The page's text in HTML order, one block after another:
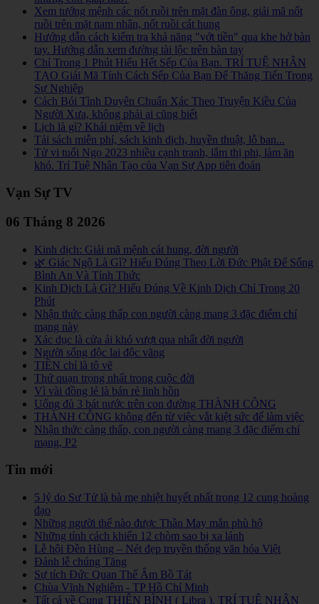
Xem tướng mệnh các nốt ruồi trên mặt đàn ông, giải mã nốt
ruồi trên mặt nam nhân, nốt ruồi cát hung
Hướng dẫn cách kiểm tra khả năng "vớt tiền" qua khe hở bàn
tay. Hướng dẫn xem đường tài lộc trên bàn tay
Chỉ Trong 1 Phút Hiểu Hết Sếp Của Bạn. TRÍ TUỆ NHÂN
TẠO Giải Mã Tính Cách Sếp Của Bạn Để Thăng Tiến Trong
Sự Nghiệp
Cách Bói Tình Duyên Chuẩn Xác Theo Truyện Kiều Của
Người Xưa, không phải ai cũng biết
Lịch là gì? Khái niệm về lịch
Tải sách miễn phí, sách kinh dịch, huyền thuật, lỗ ban...
Tử vi tuổi Ngọ 2023 nhiều cạnh tranh, lắm thị phi, làm ăn
khó. Trí Tuệ Nhân Tạo của Vạn Sự App tiên đoán
Vạn Sự TV
06 Tháng 8 2026
Kinh dịch: Giải mã mệnh cát hung, đời người
🌿 Giác Ngộ Là Gì? Hiểu Đúng Theo Lời Đức Phật Để Sống
Bình An Và Tỉnh Thức
Kinh Dịch Là Gì? Hiểu Đúng Về Kinh Dịch Chỉ Trong 20
Phút
Nhận thức càng thấp con người càng mang 3 đặc điểm chí
mạng này
Xác dục là cửa ải khó vượt qua nhất đời người
Người sống độc lai độc vãng
TIỀN chỉ là tô vẽ
Thứ quạn trọng nhất trong cuộc đời
Vì vài đồng lẻ là bán rẻ linh hồn
Uống đủ 3 bát nước trên con đường THÀNH CÔNG
THÀNH CÔNG không đến từ việc vắt kiệt sức để làm việc
Nhận thức càng thấp, con người càng mang 3 đặc điểm chí
mạng, P2
Tin mới
5 lý do Sư Tử là bà mẹ nhiệt huyết nhất trong 12 cung hoàng
đạo
Những người thế nào được Thần May mắn phù hộ
Những tính cách khiến 12 chòm sao bị xa lánh
Lễ hội Đền Hùng – Nét đẹp truyền thống văn hóa Việt
Đảnh lễ chúng Tăng
Sự tích Đức Quan Thế Âm Bồ Tát
Chùa Vĩnh Nghiêm - TP Hồ Chí Minh
Tất cả về Cung THIÊN BÌNH ( Libra ). TRÍ TUỆ NHÂN